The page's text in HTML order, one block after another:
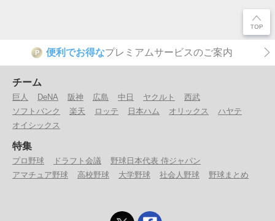
P 便利でお得なプレミアムサービスのご案内
チーム
巨人 DeNA 阪神 広島 中日 ヤクルト
西武
ソフトバンク
楽天 ロッテ 日本ハム オリックス
ハヤテ
オイシックス
特集
プロ野球 ドラフト会議
野球日本代表 侍ジャパン
アマチュア野球
高校野球 大学野球 社会人野球 野球まとめ